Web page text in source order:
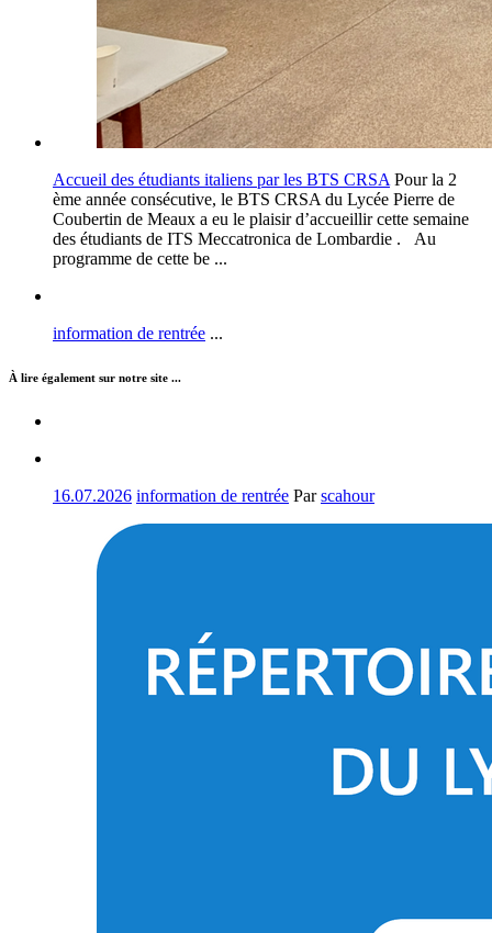
Accueil des étudiants italiens par les BTS CRSA Pour la 2
ème année consécutive, le BTS CRSA du Lycée Pierre de
Coubertin de Meaux a eu le plaisir d’accueillir cette semaine
des étudiants de ITS Meccatronica de Lombardie . Au
programme de cette be ...
information de rentrée ...
À lire également sur notre site ...
16.07.2026 information de rentrée Parscahour